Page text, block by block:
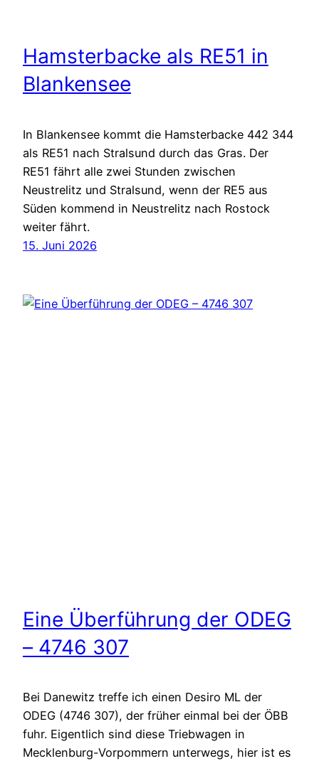
Hamsterbacke als RE51 in
Blankensee
In Blankensee kommt die Hamsterbacke 442 344
als RE51 nach Stralsund durch das Gras. Der
RE51 fährt alle zwei Stunden zwischen
Neustrelitz und Stralsund, wenn der RE5 aus
Süden kommend in Neustrelitz nach Rostock
weiter fährt.
15. Juni 2026
Eine Überführung der ODEG
– 4746 307
Bei Danewitz treffe ich einen Desiro ML der
ODEG (4746 307), der früher einmal bei der ÖBB
fuhr. Eigentlich sind diese Triebwagen in
Mecklenburg-Vorpommern unterwegs, hier ist es